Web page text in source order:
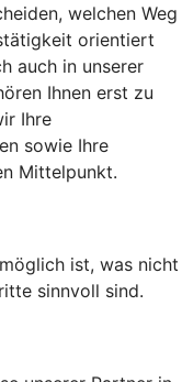
welchen Weg
orientiert
auch in unserer
Ihnen erst zu
Ihre
sowie Ihre
Mittelpunkt.
ist, was nicht
sinnvoll sind.